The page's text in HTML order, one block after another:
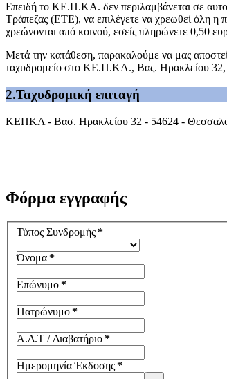
Επειδή το ΚΕ.Π.ΚΑ. δεν περιλαμβάνεται σε
Τράπεζας (ΕΤΕ), να επιλέγετε να χρεωθεί όλη η
χρεώνονται από κοινού, εσείς πληρώνετε 0,50
Μετά την κατάθεση, παρακαλούμε να μας
ταχυδρομείο στο ΚΕ.Π.ΚΑ., Βας. Ηρακλείου
2.Ταχυδρομική επιταγή
ΚΕΠΚΑ - Βασ. Ηρακλείου 32 - 54624 -
Φόρμα εγγραφής
Τύπος Συνδρομής*
Όνομα*
Επώνυμο*
Πατρώνυμο*
Α.Δ.Τ / Διαβατήριο*
Ημερομηνία Έκδοσης*